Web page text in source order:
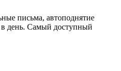
письма, автоподнятие
в день. Самый доступный